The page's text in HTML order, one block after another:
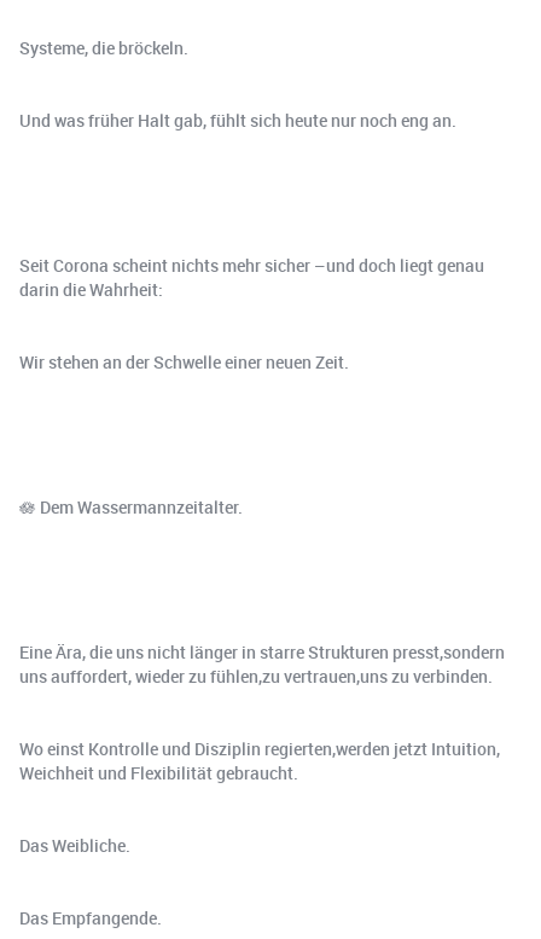
Systeme, die bröckeln.
Und was früher Halt gab, fühlt sich heute nur noch eng an.
Seit Corona scheint nichts mehr sicher –und doch liegt genau
darin die Wahrheit:
Wir stehen an der Schwelle einer neuen Zeit.
🪷 Dem Wassermannzeitalter.
Eine Ära, die uns nicht länger in starre Strukturen presst,sondern
uns auffordert, wieder zu fühlen,zu vertrauen,uns zu verbinden.
Wo einst Kontrolle und Disziplin regierten,werden jetzt Intuition,
Weichheit und Flexibilität gebraucht.
Das Weibliche.
Das Empfangende.